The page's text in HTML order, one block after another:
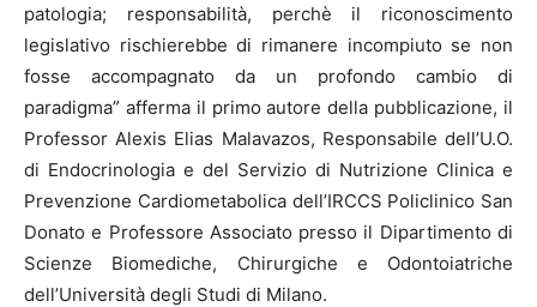
patologia; responsabilità, perchè il riconoscimento
legislativo rischierebbe di rimanere incompiuto se non
fosse accompagnato da un profondo cambio di
paradigma” afferma il primo autore della pubblicazione, il
Professor Alexis Elias Malavazos, Responsabile dell’U.O.
di Endocrinologia e del Servizio di Nutrizione Clinica e
Prevenzione Cardiometabolica dell’IRCCS Policlinico San
Donato e Professore Associato presso il Dipartimento di
Scienze Biomediche, Chirurgiche e Odontoiatriche
dell’Università degli Studi di Milano.